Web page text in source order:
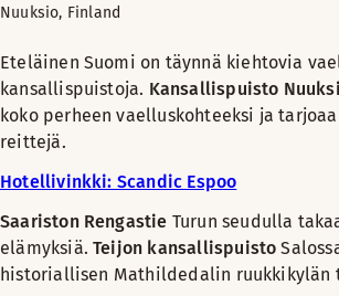
Nuuksio, Finland
Eteläinen Suomi on täynnä kiehtovia
kansallispuistoja. Kansallispuisto
koko perheen vaelluskohteeksi ja
reittejä.
Hotellivinkki: Scandic Espoo
Saariston Rengastie Turun seudulla
elämyksiä.Teijon kansallispuisto
historiallisen Mathildedalin ruukkikylän